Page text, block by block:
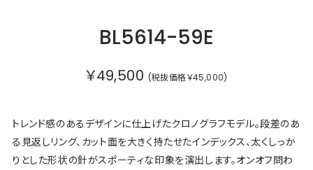
BL5614-59E
￥49,500 (税抜価格￥45,000)
トレンド感のあるデザインに仕上げたクロノグラフモデル。段差のあ
る見返しリング、カット面を大きく持たせたインデックス、太くしっか
りとした形状の針がスポーティな印象を演出します。オンオフ問わ